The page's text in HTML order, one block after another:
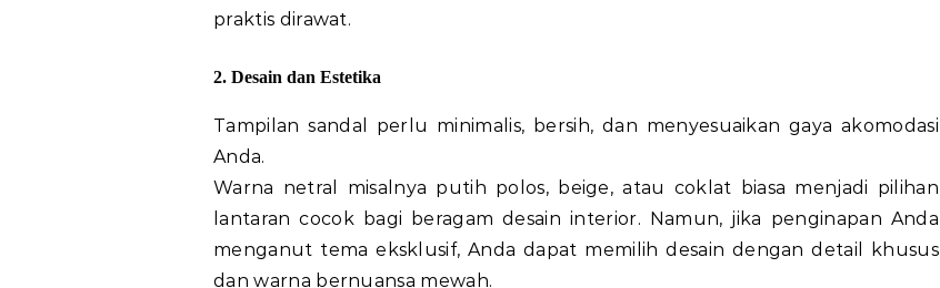
praktis dirawat.
2. Desain dan Estetika
Tampilan sandal perlu minimalis, bersih, dan menyesuaikan gaya akomodasi
Anda.
Warna netral misalnya putih polos, beige, atau coklat biasa menjadi pilihan
lantaran cocok bagi beragam desain interior. Namun, jika penginapan Anda
menganut tema eksklusif, Anda dapat memilih desain dengan detail khusus
dan warna bernuansa mewah.